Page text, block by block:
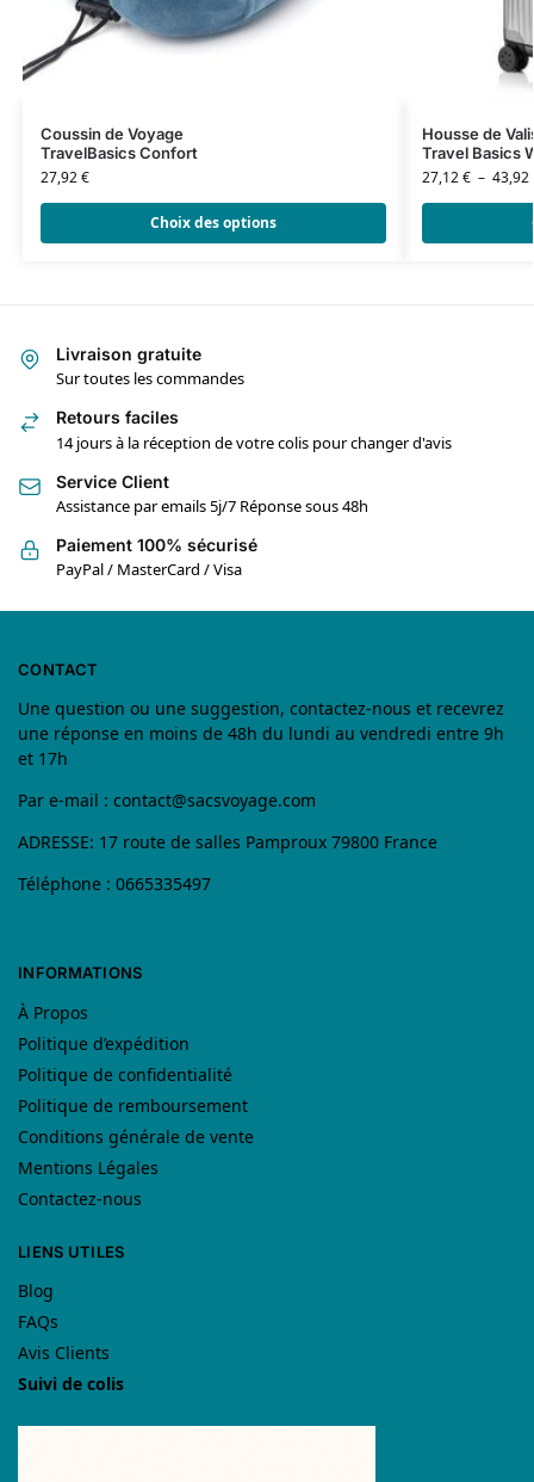
Coussin de Voyage
TravelBasics Confort
27,92€
Choix des options
Housse de
Travel Basics
27,12€ – 43,92
Livraison gratuite
Sur toutes les commandes
Retours faciles
14 jours à la réception de votre colis pour changer d'avis
Service Client
Assistance par emails 5j/7 Réponse sous 48h
Paiement 100% sécurisé
PayPal / MasterCard / Visa
CONTACT
Une question ou une suggestion, contactez-nous et recevrez
une réponse en moins de 48h du lundi au vendredi entre 9h
et 17h
Par e-mail : contact@sacsvoyage.com
ADRESSE: 17 route de salles Pamproux 79800 France
Téléphone : 0665335497
INFORMATIONS
À Propos
Politique d’expédition
Politique de confidentialité
Politique de remboursement
Conditions générale de vente
Mentions Légales
Contactez-nous
LIENS UTILES
Blog
FAQs
Avis Clients
Suivi de colis